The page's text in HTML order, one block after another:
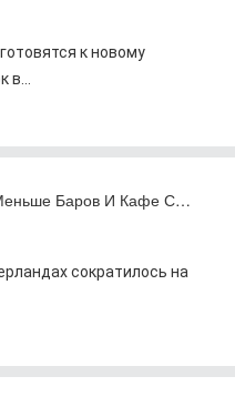
к новому
Баров И Кафе С…
сократилось на